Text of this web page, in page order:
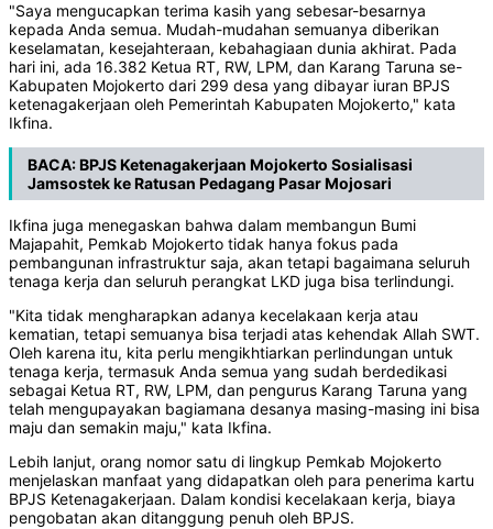
"Saya mengucapkan terima kasih yang sebesar-besarnya
kepada Anda semua. Mudah-mudahan semuanya diberikan
keselamatan, kesejahteraan, kebahagiaan dunia akhirat. Pada
hari ini, ada 16.382 Ketua RT, RW, LPM, dan Karang Taruna se-
Kabupaten Mojokerto dari 299 desa yang dibayar iuran BPJS
ketenagakerjaan oleh Pemerintah Kabupaten Mojokerto," kata
Ikfina.
BACA:BPJS Ketenagakerjaan Mojokerto Sosialisasi
Jamsostek ke Ratusan Pedagang Pasar Mojosari
Ikfina juga menegaskan bahwa dalam membangun Bumi
Majapahit, Pemkab Mojokerto tidak hanya fokus pada
pembangunan infrastruktur saja, akan tetapi bagaimana seluruh
tenaga kerja dan seluruh perangkat LKD juga bisa terlindungi.
"Kita tidak mengharapkan adanya kecelakaan kerja atau
kematian, tetapi semuanya bisa terjadi atas kehendak Allah SWT.
Oleh karena itu, kita perlu mengikhtiarkan perlindungan untuk
tenaga kerja, termasuk Anda semua yang sudah berdedikasi
sebagai Ketua RT, RW, LPM, dan pengurus Karang Taruna yang
telah mengupayakan bagiamana desanya masing-masing ini bisa
maju dan semakin maju," kata Ikfina.
Lebih lanjut, orang nomor satu di lingkup Pemkab Mojokerto
menjelaskan manfaat yang didapatkan oleh para penerima kartu
BPJS Ketenagakerjaan. Dalam kondisi kecelakaan kerja, biaya
pengobatan akan ditanggung penuh oleh BPJS.